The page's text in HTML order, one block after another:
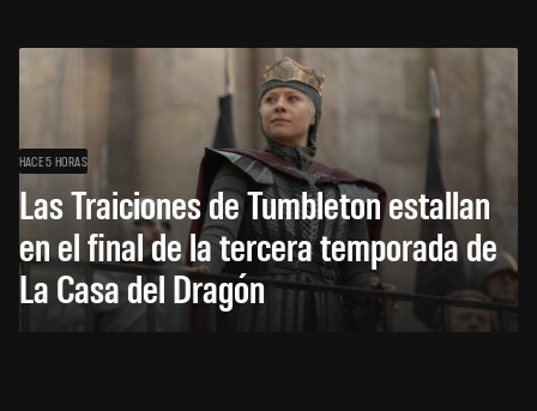
HACE 5 HORAS
Las Traiciones de Tumbleton estallan
en el final de la tercera temporada de
La Casa del Dragón